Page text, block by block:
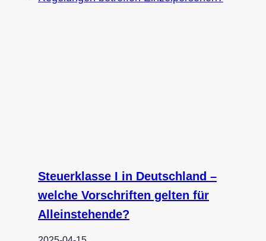
Steuerklasse I in Deutschland –
welche Vorschriften gelten für
Alleinstehende?